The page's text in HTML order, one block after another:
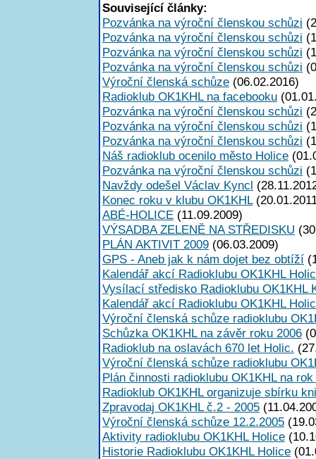
Související články:
Pozvánka na výroční členskou schůzi
Pozvánka na výroční členskou schůzi
Pozvánka na výroční členskou schůzi
Pozvánka na výroční členskou schůzi
Výroční členská schůze (06.02.2016)
Radioklub OK1KHL na facebooku
Pozvánka na výroční členskou schůzi
Pozvánka na výroční členskou schůzi
Pozvánka na výroční členskou schůzi
Náš radioklub ocenilo město Holice
Pozvánka na výroční členskou schůzi
Navždy odešel Václav Kyncl
Konec roku v klubu OK1KHL
ABÉ-HOLICE (11.09.2009)
VÝSADBA ZELENĚ NA STŘEDISKU
PLÁN AKTIVIT 2009 (06.03.2009)
GPS - Aneb jak k nám dojet bez obtíží
Kalendář akcí Radioklubu OK1KHL
Vysílací středisko Radioklubu OK1KHL
Kalendář akcí Radioklubu OK1KHL
Výroční členská schůze radioklubu
Schůzka OK1KHL na závěr roku 2006
Radioklub na oslavách 670 let Holic.
Výroční členská schůze radioklubu
Plán činnosti radioklubu OK1KHL na rok
Radioklub OK1KHL organizuje sbírku
Zpravodaj OK1KHL č.2 - 2005
Výroční členská schůze 12.2.2005
Aktivity radioklubu OK1KHL Holice
Historie Radioklubu OK1KHL Holice